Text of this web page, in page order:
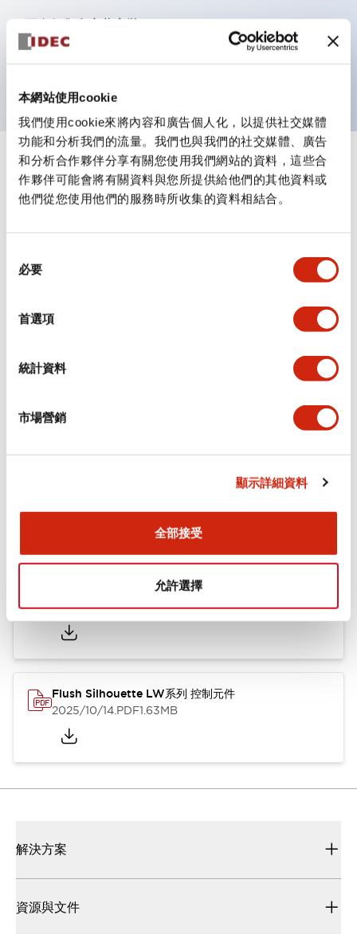
本網站使用cookie
我們使用cookie來將內容和廣告個人化，以提供社交媒體
功能和分析我們的流量。我們也與我們的社交媒體、廣告
和分析合作夥伴分享有關您使用我們網站的資料，這些合
作夥伴可能會將有關資料與您所提供給他們的其他資料或
他們從您使用他們的服務時所收集的資料相結合。
必要
首選項
統計資料
市場營銷
顯示詳細資料
全部接受
允許選擇
可進行集合密著安裝
附鎖選擇開關採用高安全性的彈子鎖結構
規格 顯示全部
審美規範
安裝和安裝規範
認證與標準
Flush Silhouette LW系列 控制元件 (英文版)
2025/09/19.PDF1.23MB
Flush Silhouette LW系列 控制元件
2025/10/14.PDF1.63MB
解決方案
資源與文件